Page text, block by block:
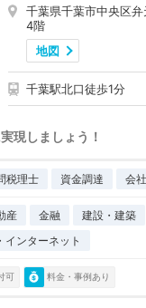
千葉県千葉市中央区
4階
地図
千葉駅北口徒歩1分
現しましょう！
税理士 資金調達 会
産 金融
建設・建築
インターネット
可 料金・事例あり